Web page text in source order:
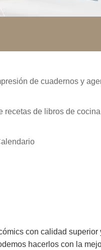
de cuadernos y
recetas de libros de cocina
con calidad
hacerlos con la